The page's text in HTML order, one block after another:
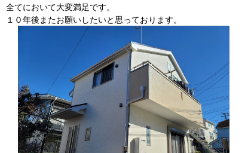
全てにおいて大変満足です。
１０年後またお願いしたいと思っております。